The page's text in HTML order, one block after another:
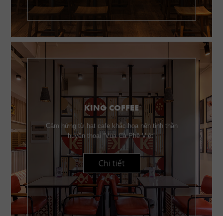
KING COFFEE
Cảm hứng từ hạt cafe khắc họa nên tinh thần
huyền thoại “Vua Cà Phê Việt”
Chi tiết